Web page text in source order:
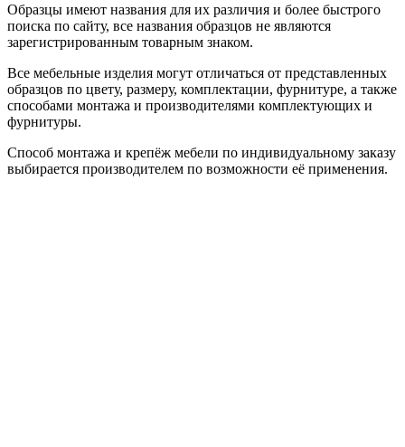
Образцы имеют названия для их различия и более быстрого
поиска по сайту, все названия образцов не являются
зарегистрированным товарным знаком.
Все мебельные изделия могут отличаться от представленных
образцов по цвету, размеру, комплектации, фурнитуре, а также
способами монтажа и производителями комплектующих и
фурнитуры.
Способ монтажа и крепёж мебели по индивидуальному заказу
выбирается производителем по возможности её применения.